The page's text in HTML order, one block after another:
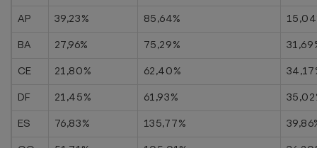
AP
39,23% 85,64%
BA
27,96% 75,29%
CE
21,80% 62,40%
DF
21,45% 61,93%
ES
76,83% 135,77%